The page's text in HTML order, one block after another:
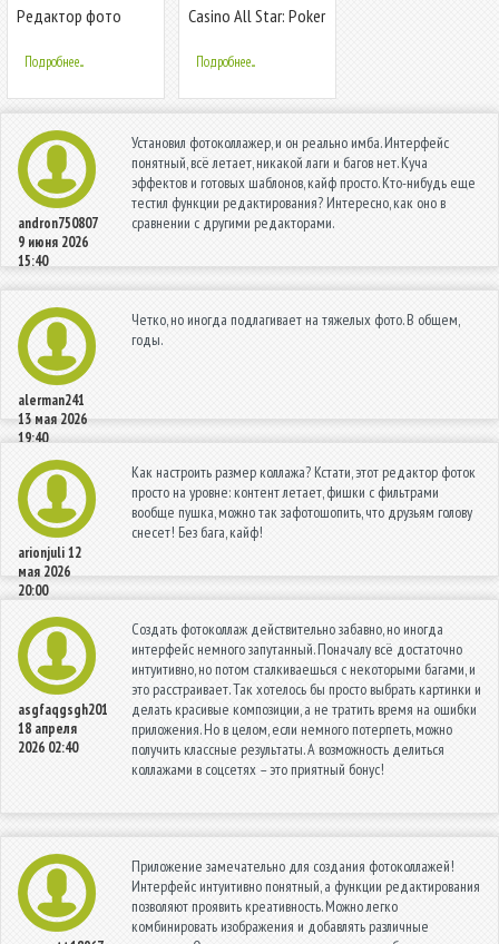
Редактор фото
фоторедактор,
коллаж фото
Подробнее...
Casino All Star: Poker
Подробнее...
andron750807
9 июня 2026
15:40
Установил фотоколлажер, и он реально имба. Интерфейс
понятный, всё летает, никакой лаги и багов нет. Куча
эффектов и готовых шаблонов, кайф просто. Кто-нибудь еще
тестил функции редактирования? Интересно, как оно в
сравнении с другими редакторами.
alerman241
13 мая 2026
19:40
Четко, но иногда подлагивает на тяжелых фото. В общем,
годы.
arionjuli12
мая 2026
20:00
Как настроить размер коллажа? Кстати, этот редактор фоток
просто на уровне: контент летает, фишки с фильтрами
вообще пушка, можно так зафотошопить, что друзьям голову
снесет! Без бага, кайф!
asgfaqgsgh201
18 апреля
2026 02:40
Создать фотоколлаж действительно забавно, но иногда
интерфейс немного запутанный. Поначалу всё достаточно
интуитивно, но потом сталкиваешься с некоторыми багами, и
это расстраивает. Так хотелось бы просто выбрать картинки и
делать красивые композиции, а не тратить время на ошибки
приложения. Но в целом, если немного потерпеть, можно
получить классные результаты. А возможность делиться
коллажами в соцсетях – это приятный бонус!
Приложение замечательно для создания фотоколлажей!
Интерфейс интуитивно понятный, а функции редактирования
позволяют проявить креативность. Можно легко
комбинировать изображения и добавлять различные